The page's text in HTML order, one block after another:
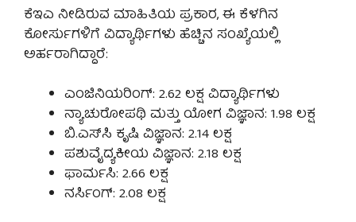
ಕೆಇಎ ನೀಡಿರುವ ಮಾಹಿತಿಯ ಪ್ರಕಾರ, ಈ ಕೆಳಗಿನ
ಕೋರ್ಸುಗಳಿಗೆ ವಿದ್ಯಾರ್ಥಿಗಳು ಹೆಚ್ಚಿನ ಸಂಖ್ಯೆಯಲ್ಲಿ
ಅರ್ಹರಾಗಿದ್ದಾರೆ:
ಎಂಜಿನಿಯರಿಂಗ್: 2.62 ಲಕ್ಷ ವಿದ್ಯಾರ್ಥಿಗಳು
ನ್ಯಾಚುರೋಪಥಿ ಮತ್ತು ಯೋಗ ವಿಜ್ಞಾನ: 1.98 ಲಕ್ಷ
ಬಿ.ಎಸ್‌ಸಿ ಕೃಷಿ ವಿಜ್ಞಾನ: 2.14 ಲಕ್ಷ
ಪಶುವೈದ್ಯಕೀಯ ವಿಜ್ಞಾನ: 2.18 ಲಕ್ಷ
ಫಾರ್ಮಸಿ: 2.66 ಲಕ್ಷ
ನರ್ಸಿಂಗ್: 2.08 ಲಕ್ಷ